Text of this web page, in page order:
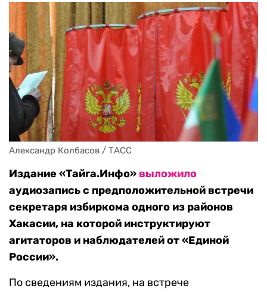
Александр Колбасов / ТАСС
Издание «Тайга.Инфо» выложило
аудиозапись с предположительной встречи
секретаря избиркома одного из районов
Хакасии, на которой инструктируют
агитаторов и наблюдателей от «Единой
России».
По сведениям издания, на встрече